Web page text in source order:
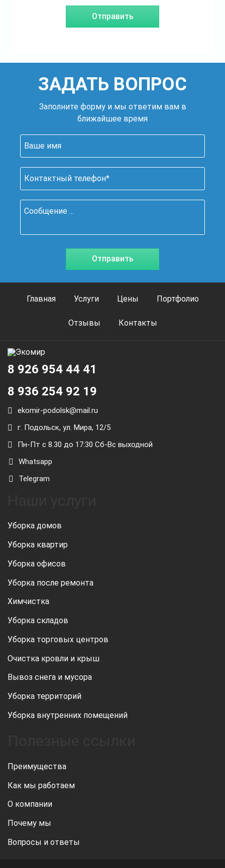
ЗАДАТЬ ВОПРОС
Заполните форму и мы ответим вам в
ближайшее время
Главная Услуги Цены Портфолио
Отзывы Контакты
8 926 954 44 41
8 936 254 92 19
ekomir-podolsk@mail.ru
г. Подольск, ул. Мира, 12/5
Пн-Пт с 8.30 до 17:30 Сб-Вс выходной
Whatsapp
Telegram
Уборка домов
Уборка квартир
Уборка офисов
Уборка после ремонта
Химчистка
Уборка складов
Уборка торговых центров
Очистка кровли и крыш
Вывоз снега и мусора
Уборка территорий
Уборка внутренних помещений
Преимущества
Как мы работаем
О компании
Почему мы
Вопросы и ответы